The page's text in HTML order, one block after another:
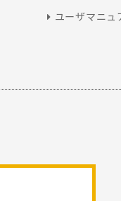
ユーザマニュ